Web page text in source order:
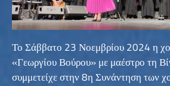
Το Σάββατο 23 Νοεμβρίου 2024 η
«Γεωργίου Βούρου» με μαέστρο τη
συμμετείχε στην 8η Συνάντηση των